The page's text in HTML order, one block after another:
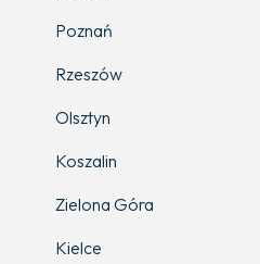
Poznań
Rzeszów
Olsztyn
Koszalin
Zielona Góra
Kielce